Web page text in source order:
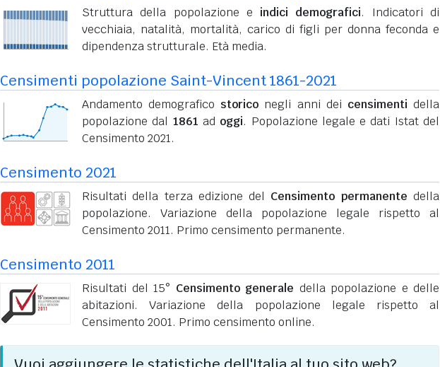
Struttura della popolazione e indici demografici. Indicatori di
vecchiaia, natalità, mortalità, carico di figli per donna feconda e
dipendenza strutturale. Età media.
Censimenti popolazione Saint-Vincent 1861-2021
Andamento demografico storico negli anni dei censimenti della
popolazione dal 1861 ad oggi. Popolazione legale e dati Istat del
Censimento 2021.
Censimento 2021
Risultati della terza edizione del Censimento permanente della
popolazione. Variazione della popolazione legale rispetto al
Censimento 2011. Primo censimento permanente.
Censimento 2011
Risultati del 15° Censimento generale della popolazione e delle
abitazioni. Variazione della popolazione legale rispetto al
Censimento 2001. Primo censimento online.